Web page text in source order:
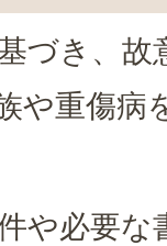
づき、故
や重傷病
や必要